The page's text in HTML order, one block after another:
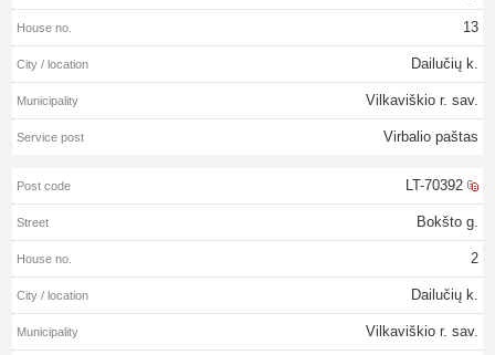
13
Dailučių k.
Vilkaviškio r. sav.
Virbalio paštas
LT-70392
Bokšto g.
2
Dailučių k.
Vilkaviškio r. sav.